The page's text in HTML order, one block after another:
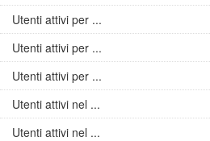
Utenti attivi per ...
Utenti attivi per ...
Utenti attivi per ...
Utenti attivi nel ...
Utenti attivi nel ...